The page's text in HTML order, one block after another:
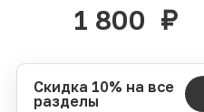
1 800 руб.
Скидка 10% на все
разделы